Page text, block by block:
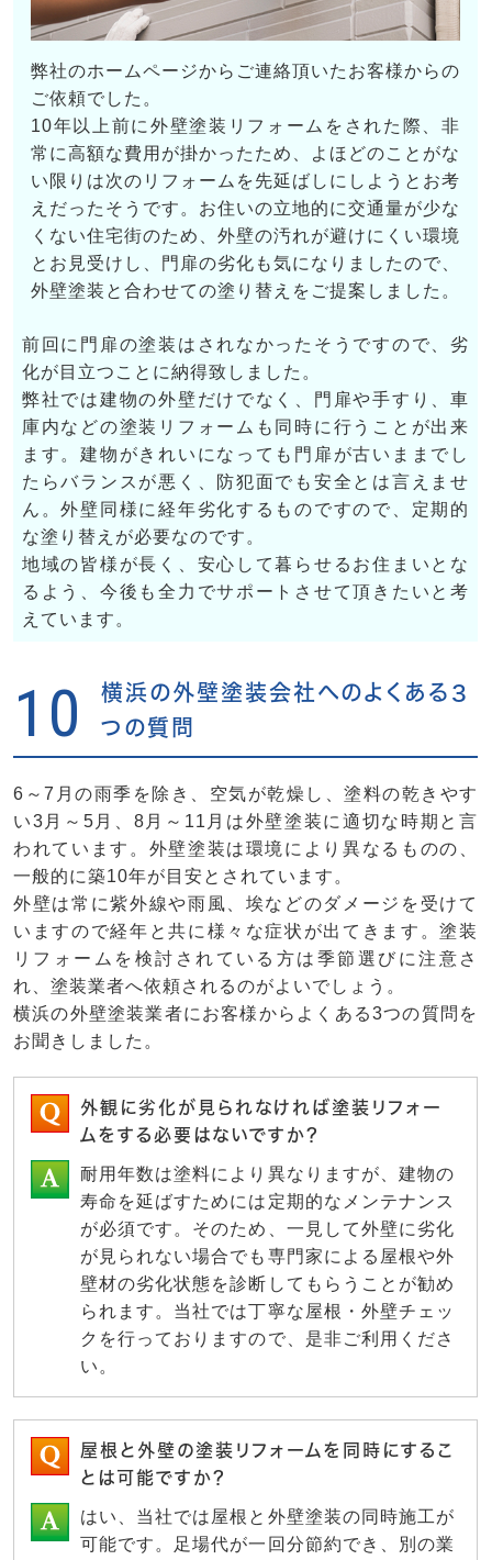
弊社のホームページからご連絡頂いたお客様からの
ご依頼でした。
10年以上前に外壁塗装リフォームをされた際、非
常に高額な費用が掛かったため、よほどのことがな
い限りは次のリフォームを先延ばしにしようとお考
えだったそうです。お住いの立地的に交通量が少な
くない住宅街のため、外壁の汚れが避けにくい環境
とお見受けし、門扉の劣化も気になりましたので、
外壁塗装と合わせての塗り替えをご提案しました。
前回に門扉の塗装はされなかったそうですので、劣
化が目立つことに納得致しました。
弊社では建物の外壁だけでなく、門扉や手すり、車
庫内などの塗装リフォームも同時に行うことが出来
ます。建物がきれいになっても門扉が古いままでし
たらバランスが悪く、防犯面でも安全とは言えませ
ん。外壁同様に経年劣化するものですので、定期的
な塗り替えが必要なのです。
地域の皆様が長く、安心して暮らせるお住まいとな
るよう、今後も全力でサポートさせて頂きたいと考
えています。
10
横浜の外壁塗装会社へのよくある３
つの質問
6～7月の雨季を除き、空気が乾燥し、塗料の乾きやす
い3月～5月、8月～11月は外壁塗装に適切な時期と言
われています。外壁塗装は環境により異なるものの、
一般的に築10年が目安とされています。
外壁は常に紫外線や雨風、埃などのダメージを受けて
いますので経年と共に様々な症状が出てきます。塗装
リフォームを検討されている方は季節選びに注意さ
れ、塗装業者へ依頼されるのがよいでしょう。
横浜の外壁塗装業者にお客様からよくある3つの質問を
お聞きしました。
外観に劣化が見られなければ塗装リフォー
ムをする必要はないですか？
耐用年数は塗料により異なりますが、建物の
寿命を延ばすためには定期的なメンテナンス
が必須です。そのため、一見して外壁に劣化
が見られない場合でも専門家による屋根や外
壁材の劣化状態を診断してもらうことが勧め
られます。当社では丁寧な屋根・外壁チェッ
クを行っておりますので、是非ご利用くださ
い。
屋根と外壁の塗装リフォームを同時にするこ
とは可能ですか？
はい、当社では屋根と外壁塗装の同時施工が
可能です。足場代が一回分節約でき、別の業